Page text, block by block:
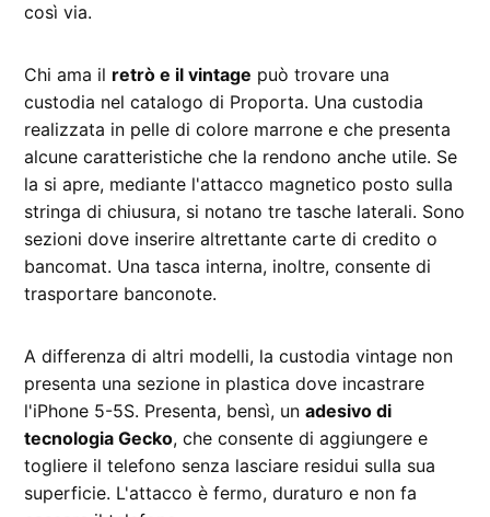
così via.
Chi ama il retrò e il vintage può trovare una
custodia nel catalogo di Proporta. Una custodia
realizzata in pelle di colore marrone e che presenta
alcune caratteristiche che la rendono anche utile. Se
la si apre, mediante l'attacco magnetico posto sulla
stringa di chiusura, si notano tre tasche laterali. Sono
sezioni dove inserire altrettante carte di credito o
bancomat. Una tasca interna, inoltre, consente di
trasportare banconote.
A differenza di altri modelli, la custodia vintage non
presenta una sezione in plastica dove incastrare
l'iPhone 5-5S. Presenta, bensì, unadesivo di
tecnologia Gecko, che consente di aggiungere e
togliere il telefono senza lasciare residui sulla sua
superficie. L'attacco è fermo, duraturo e non fa